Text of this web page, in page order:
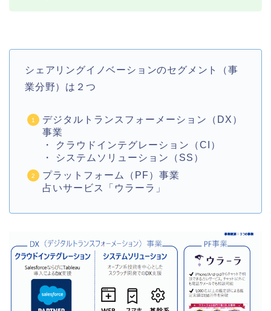
シェアリングイノベーションのセグメント（事
業分野）は２つ
デジタルトランスフォーメーション（DX）
事業
・ クラウドインテグレーション（CI）
・ システムソリューション（SS）
プラットフォーム（PF）事業
占いサービス「ウラーラ」